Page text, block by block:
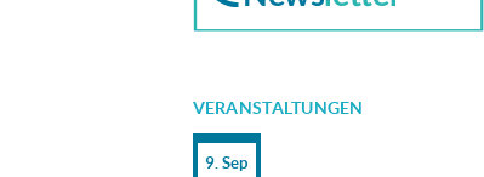
VERANSTALTUNGEN
9. Sep